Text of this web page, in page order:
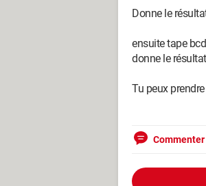
Donne le
ensuite tape
donne le
Tu peux
Commenter